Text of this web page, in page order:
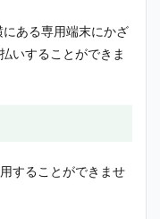
ある専用端末にかざ
いすることができま
することができませ